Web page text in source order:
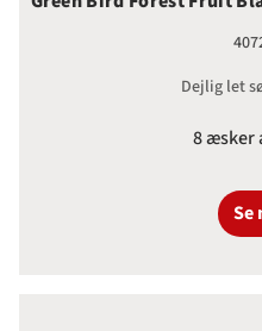
Dejlig let
8 æsker
Se